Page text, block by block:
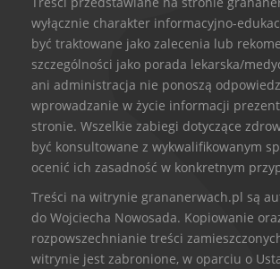
wyłącznie charakter informacyjno-
być traktowane jako zalecenia lub
szczególności jako porada lekarska/
ani administracja nie ponoszą
wprowadzanie w życie informacji
stronie. Wszelkie zabiegi dotyczące
być konsultowane z wykwalifikowanym
ocenić ich zasadność w konkretnym
Treści na witrynie grananerwach.pl są
do Wojciecha Nowosada. Kopiowanie
rozpowszechnianie treści
witrynie jest zabronione, w oparciu o